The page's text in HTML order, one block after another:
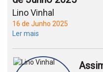
Lino Vinhal
16 de Junho 2025
Ler mais